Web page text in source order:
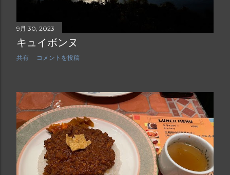
9月 30, 2023
キュイボンヌ
共有 コメントを投稿